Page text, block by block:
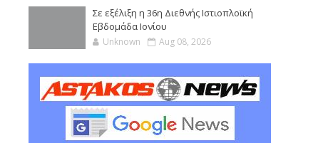
Σε εξέλιξη η 36η Διεθνής Ιστιοπλοϊκή
Εβδομάδα Ιονίου
Unknown Aug 08, 2026